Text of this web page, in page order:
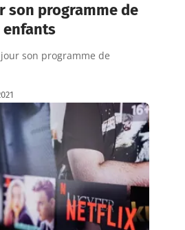
son programme de
son programme de